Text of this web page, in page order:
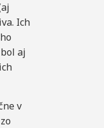
Ich
aj
v